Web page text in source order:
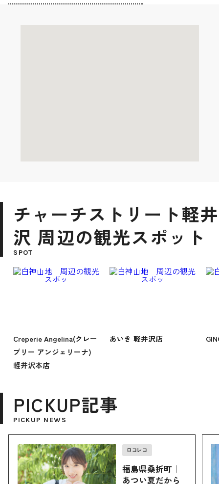
チャーチストリート軽井
沢 周辺の観光スポット
SPOT
Creperie Angelina(クレー
プリー アンジェリーナ)
軽井沢本店
あいき 軽井沢店
PICKUP記事
PICKUP NEWS
ロコレコ
福島県桑折町｜
あつい夏だから